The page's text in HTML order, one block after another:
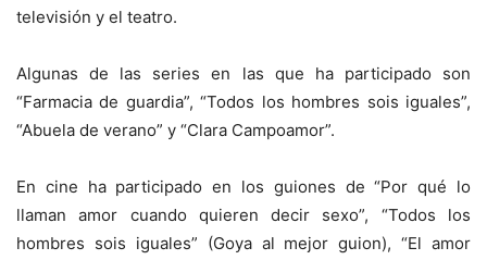
televisión y el teatro.
Algunas de las series en las que ha participado son
“Farmacia de guardia”, “Todos los hombres sois iguales”,
“Abuela de verano” y “Clara Campoamor”.
En cine ha participado en los guiones de “Por qué lo
llaman amor cuando quieren decir sexo”, “Todos los
hombres sois iguales” (Goya al mejor guion), “El amor